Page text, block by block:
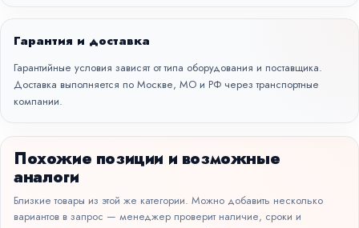
Гарантия и доставка
Гарантийные условия зависят от типа оборудования и поставщика.
Доставка выполняется по Москве, МО и РФ через транспортные
компании.
Похожие позиции и возможные
аналоги
Близкие товары из этой же категории. Можно добавить несколько
вариантов в запрос — менеджер проверит наличие, сроки и